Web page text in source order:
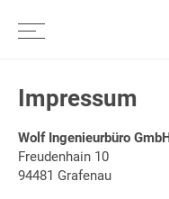
Impressum
Wolf Ingenieurbüro
Freudenhain 10
94481 Grafenau